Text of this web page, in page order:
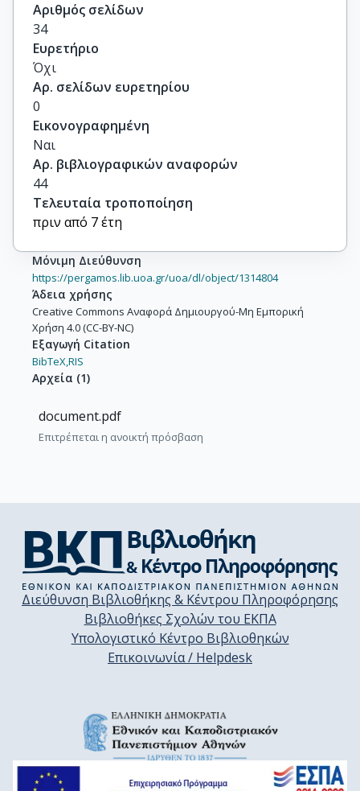
Αριθμός σελίδων
34
Ευρετήριο
Όχι
Αρ. σελίδων ευρετηρίου
0
Εικονογραφημένη
Ναι
Αρ. βιβλιογραφικών αναφορών
44
Τελευταία τροποποίηση
πριν από 7 έτη
Μόνιμη Διεύθυνση
https://pergamos.lib.uoa.gr/uoa/dl/object/1314804
Άδεια χρήσης
Creative Commons Αναφορά Δημιουργού-Μη Εμπορική
Χρήση 4.0 (CC-BY-NC)
Εξαγωγή Citation
BibTeX,RIS
Αρχεία (1)
document.pdf
Επιτρέπεται η ανοικτή πρόσβαση
Διεύθυνση Βιβλιοθήκης & Κέντρου Πληροφόρησης
Βιβλιοθήκες Σχολών του ΕΚΠΑ
Υπολογιστικό Κέντρο Βιβλιοθηκών
Επικοινωνία / Helpdesk